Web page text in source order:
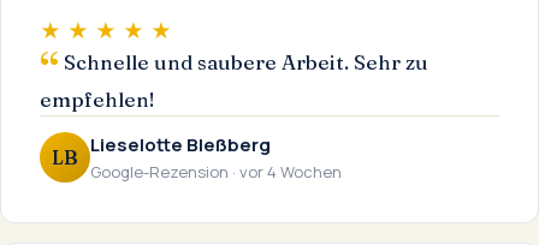
★ ★ ★ ★ ★
Schnelle und saubere Arbeit. Sehr zu
empfehlen!
LB Lieselotte Bleßberg
Google-Rezension · vor 4 Wochen